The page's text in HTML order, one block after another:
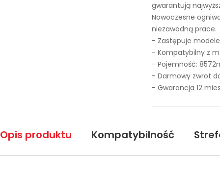
gwarantują
Nowoczesne
niezawodną prace.
- Zastępuje
- Kompatybilny z
- Pojemność:
- Darmowy zwrot
- Gwarancja 12
Opis produktu Kompatybilność